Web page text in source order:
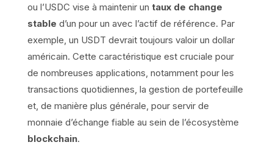
ou l’USDC vise à maintenir un taux de change
stable d’un pour un avec l’actif de référence. Par
exemple, un USDT devrait toujours valoir un dollar
américain. Cette caractéristique est cruciale pour
de nombreuses applications, notamment pour les
transactions quotidiennes, la gestion de portefeuille
et, de manière plus générale, pour servir de
monnaie d’échange fiable au sein de l’écosystème
blockchain.